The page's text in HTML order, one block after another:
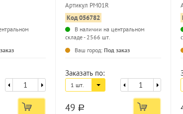
Артикул PM01R
Код 056782
В наличии на центральном
складе - 2566 шт.
Ваш город: Под заказ
Заказать по:
1 шт.
49 a